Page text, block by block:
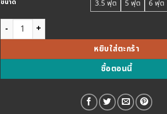
3.5 ฟุต 5 ฟุต 6 ฟุต
จำนวน NakreeLatex ที่นอนยางพารา ระบบพ็อคเก็
หยิบใส่ตะกร้า
ซื้อตอนนี้